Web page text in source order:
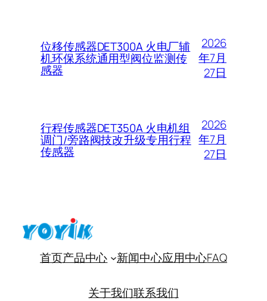
位移传感器DET300A 火电厂辅
机环保系统通用型阀位监测传
感器
2026
年7月
27日
行程传感器DET350A 火电机组
调门/旁路阀技改升级专用行程
传感器
2026
年7月
27日
首页产品中心 新闻中心应用中心FAQ
关于我们联系我们